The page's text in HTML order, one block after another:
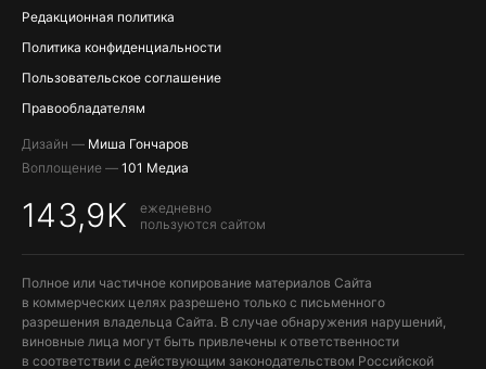
Редакционная политика
Политика конфиденциальности
Пользовательское соглашение
Правообладателям
Дизайн — Миша Гончаров
Воплощение — 101 Медиа
143,9K
ежедневно
пользуются сайтом
Полное или частичное копирование материалов Сайта
в коммерческих целях разрешено только с письменного
разрешения владельца Сайта. В случае обнаружения нарушений,
виновные лица могут быть привлечены к ответственности
в соответствии с действующим законодательством Российской